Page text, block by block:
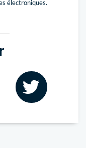
électroniques.